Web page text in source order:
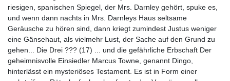
riesigen, spanischen Spiegel, der Mrs. Darnley gehört, spuke es,
und wenn dann nachts in Mrs. Darnleys Haus seltsame
Geräusche zu hören sind, dann kriegt zumindest Justus weniger
eine Gänsehaut, als vielmehr Lust, der Sache auf den Grund zu
gehen... Die Drei ??? (17) ... und die gefährliche Erbschaft Der
geheimnisvolle Einsiedler Marcus Towne, genannt Dingo,
hinterlässt ein mysteriöses Testament. Es ist in Form einer